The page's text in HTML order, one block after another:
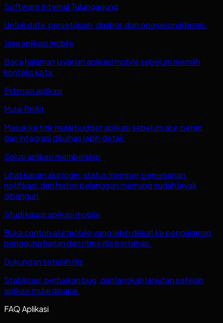
Software Internal Tulungagung
Untuk data, persetujuan, dasbor, dan operasional bisnis.
Jasa aplikasi mobile
Baca halaman layanan aplikasi mobile sebelum memilih
konteks kota.
Estimasi aplikasi
Mulai Rp8jt
Masuk ke titik mulai budget aplikasi sebelum alur, peran,
dan integrasi dibahas lebih detail.
Solusi aplikasi membership
Lihat kapan alur login, status member, pemesanan,
notifikasi, dan histori pelanggan memang sudah layak
dibangun.
Studi kasus aplikasi mobile
Buka contoh alur mobile yang lebih dekat ke pengalaman
pengguna harian dan ritme rilis bertahap.
Dukungan setelah rilis
Stabilisasi, perbaikan bug, dan langkah lanjutan setelah
aplikasi mulai dipakai.
FAQ Aplikasi